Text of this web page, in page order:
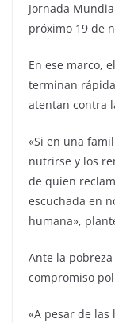
Jornada
próximo 19 de
En ese marco,
terminan
atentan contra
«Si en una
nutrirse y los
de quien
escuchada en
humana»,
Ante la
compromiso
«A pesar de las